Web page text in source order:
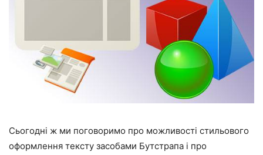
Сьогодні ж ми поговоримо про можливості стильового
оформлення тексту засобами Бутстрапа і про